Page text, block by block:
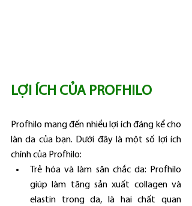
LỢI ÍCH CỦA PROFHILO
Profhilo mang đến nhiều lợi ích đáng kể cho
làn da của bạn. Dưới đây là một số lợi ích
chính của Profhilo:
Trẻ hóa và làm săn chắc da: Profhilo
giúp làm tăng sản xuất collagen và
elastin trong da, là hai chất quan